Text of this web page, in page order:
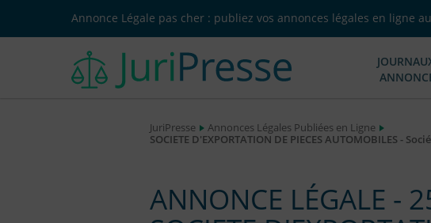
Annonce Légale pas cher : publiez vos annonces légales en ligne
JuriPresse
Annonces Légales Publiées en Ligne
SOCIETE D'EXPORTATION DE PIECES AUTOMOBILES -
ANNONCE LÉGALE -